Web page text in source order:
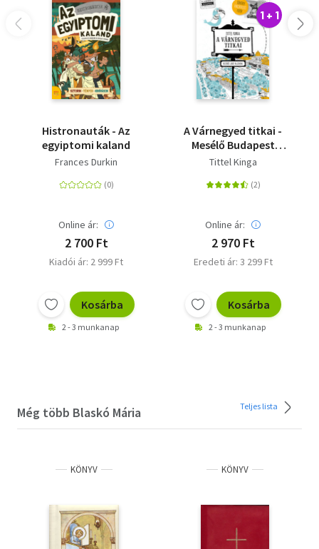
Histronauták - Az
egyiptomi kaland
Frances Durkin
Online ár:
2 700 Ft
Kiadói ár: 2 999 Ft
Kosárba
2 - 3 munkanap
1 + 1
A Várnegyed titkai -
Mesélő Budapest
zsebkönyvsorozat
Tittel Kinga
Online ár:
2 970 Ft
Eredeti ár: 3 299 Ft
Kosárba
2 - 3 munkanap
Még több Blaskó Mária Teljes lista
KÖNYV KÖNYV